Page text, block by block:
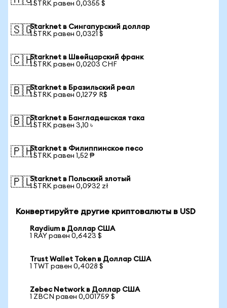
1 STRK равен 0,0355 $
🇸🇬Starknet в Сингапурский доллар
1 STRK равен 0,0321 $
🇨🇭Starknet в Швейцарский франк
1 STRK равен 0,0203 CHF
🇧🇷Starknet в Бразильский реал
1 STRK равен 0,1279 R$
🇧🇩Starknet в Бангладешская така
1 STRK равен 3,10 ৳
🇵🇭Starknet в Филиппинское песо
1 STRK равен 1,52 ₱
🇵🇱Starknet в Польский злотый
1 STRK равен 0,0932 zł
Конвертируйте другие криптовалюты в USD
Raydium в Доллар США
1 RAY равен 0,6423 $
Trust Wallet Token в Доллар США
1 TWT равен 0,4028 $
Zebec Network в Доллар США
1 ZBCN равен 0,001759 $